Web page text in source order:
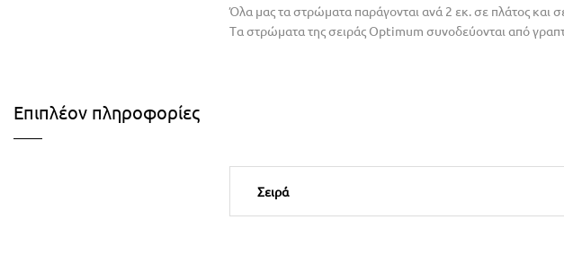
Όλα μας τα στρώματα παράγονται ανά 2 εκ. σε πλάτος και
Tα στρώματα της σειράς Optimum συνοδεύονται από
Επιπλέον πληροφορίες
Σειρά